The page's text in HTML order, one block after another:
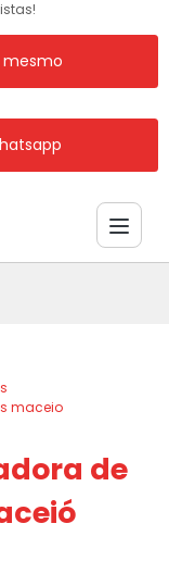
maceio
de